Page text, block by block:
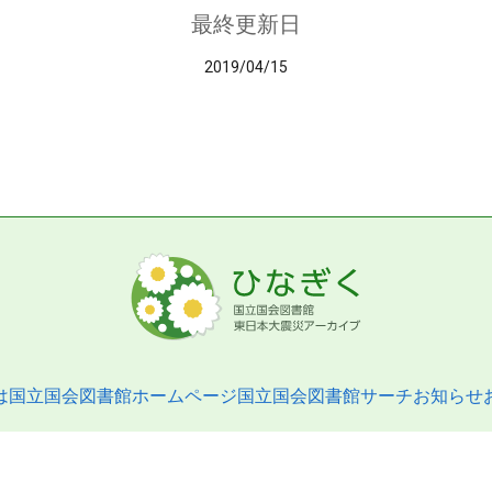
最終更新日
2019/04/15
国立国会図書館ホームページ国立国会図書館サーチお知らせ